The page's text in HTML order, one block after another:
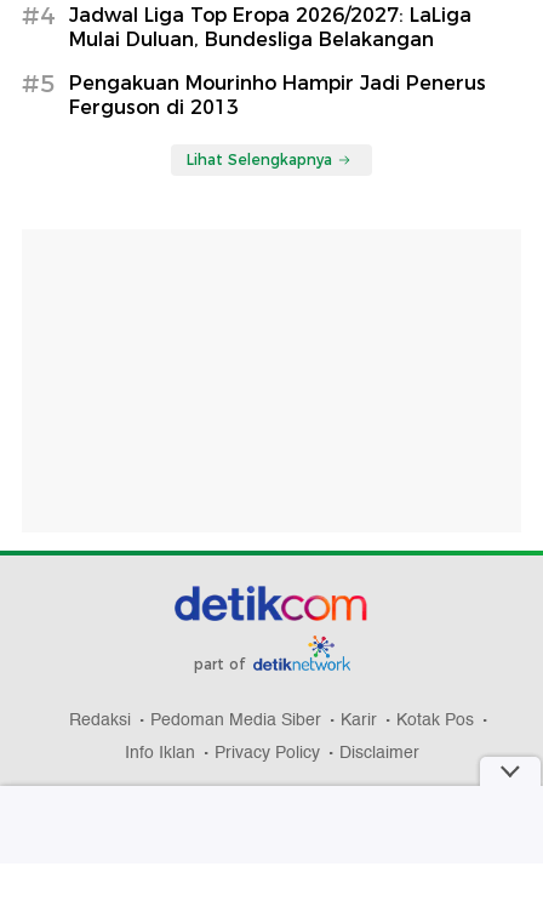
#4
Jadwal Liga Top Eropa 2026/2027: LaLiga
Mulai Duluan, Bundesliga Belakangan
#5
Pengakuan Mourinho Hampir Jadi Penerus
Ferguson di 2013
Lihat Selengkapnya
part of
Redaksi Pedoman Media Siber Karir
Kotak Pos
Info Iklan
Privacy Policy Disclaimer